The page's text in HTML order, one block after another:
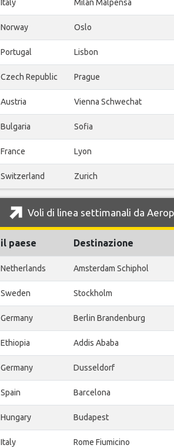
Italy Milan Malpensa
Norway Oslo
Portugal Lisbon
Czech Republic Prague
Austria Vienna Schwechat
Bulgaria Sofia
France Lyon
Switzerland Zurich
Voli di linea settimanali da
il paese Destinazione
Netherlands Amsterdam Schiphol
Sweden Stockholm
Germany Berlin Brandenburg
Ethiopia Addis Ababa
Germany Dusseldorf
Spain Barcelona
Hungary Budapest
Italy Rome Fiumicino